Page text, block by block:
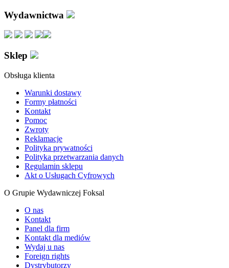
Wydawnictwa
Sklep
Obsługa klienta
Warunki dostawy
Formy płatności
Kontakt
Pomoc
Zwroty
Reklamacje
Polityka prywatności
Polityka przetwarzania danych
Regulamin sklepu
Akt o Usługach Cyfrowych
O Grupie Wydawniczej Foksal
O nas
Kontakt
Panel dla firm
Kontakt dla mediów
Wydaj u nas
Foreign rights
Dystrybutorzy